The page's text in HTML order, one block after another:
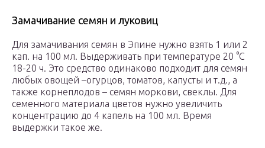
Замачивание семян и луковиц
Для замачивания семян в Эпине нужно взять 1 или 2
кап. на 100 мл. Выдерживать при температуре 20 °C
18-20 ч. Это средство одинаково подходит для семян
любых овощей –огурцов, томатов, капусты и т.д., а
также корнеплодов – семян моркови, свеклы. Для
семенного материала цветов нужно увеличить
концентрацию до 4 капель на 100 мл. Время
выдержки такое же.